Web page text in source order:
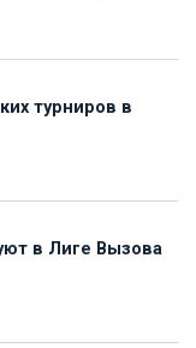
турниров в
в Лиге Вызова